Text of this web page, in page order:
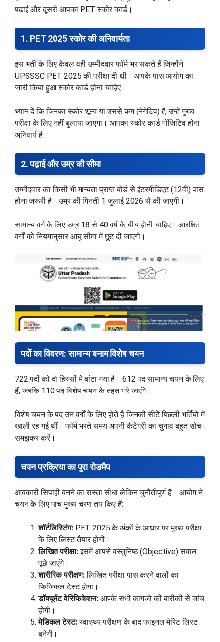
पढ़ाई और दूसरी आपका PET स्कोर कार्ड।
1. PET 2025 स्कोर की अनिवार्यता
इस भर्ती के लिए केवल वही उम्मीदवार फॉर्म भर सकते हैं जिन्होंने
UPSSSC PET 2025 की परीक्षा दी थी। आपके पास आयोग का
जारी किया हुआ स्कोर कार्ड होना चाहिए।
ध्यान दें कि जिनका स्कोर शून्य या उससे कम (नेगेटिव) है, उन्हें मुख्य
परीक्षा के लिए नहीं बुलाया जाएगा। आपका स्कोर कार्ड पॉजिटिव होना
अनिवार्य है।
2. पढ़ाई और उम्र की सीमा
उम्मीदवार का किसी भी मान्यता प्राप्त बोर्ड से इंटरमीडिएट (12वीं) पास
होना जरूरी है। उम्र की गिनती 1 जुलाई 2026 से की जाएगी।
सामान्य वर्ग के लिए उम्र 18 से 40 वर्ष के बीच होनी चाहिए। आरक्षित
वर्गों को नियमानुसार आयु सीमा में छूट दी जाएगी।
पदों का विवरण: सामान्य बनाम विशेष चयन
722 पदों को दो हिस्सों में बांटा गया है। 612 पद सामान्य चयन के लिए
हैं, जबकि 110 पद विशेष चयन के तहत भरे जाएंगे।
विशेष चयन के पद उन वर्गों के लिए होते हैं जिनकी सीटें पिछली भर्तियों में
खाली रह गई थीं। फॉर्म भरते समय अपनी कैटेगरी का चुनाव बहुत सोच-
समझकर करें।
चयन प्रक्रिया का पूरा रोडमैप
आबकारी सिपाही बनने का रास्ता सीधा लेकिन चुनौतीपूर्ण है। आयोग ने
चयन के लिए पांच मुख्य चरण तय किए हैं:
शॉर्टलिस्टिंग: PET 2025 के अंकों के आधार पर मुख्य परीक्षा
के लिए लिस्ट तैयार होगी।
लिखित परीक्षा:इसमें आपसे वस्तुनिष्ठ (Objective) सवाल
पूछे जाएंगे।
शारीरिक परीक्षण:लिखित परीक्षा पास करने वालों का
फिजिकल टेस्ट होगा।
डॉक्यूमेंट वेरिफिकेशन: आपके सभी कागजों की बारीकी से जांच
होगी।
मेडिकल टेस्ट:स्वास्थ्य परीक्षण के बाद फाइनल मेरिट लिस्ट
बनेगी।